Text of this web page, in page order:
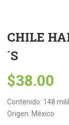
CHILE
´S
$38.00
Contenido: 148
Origen: México